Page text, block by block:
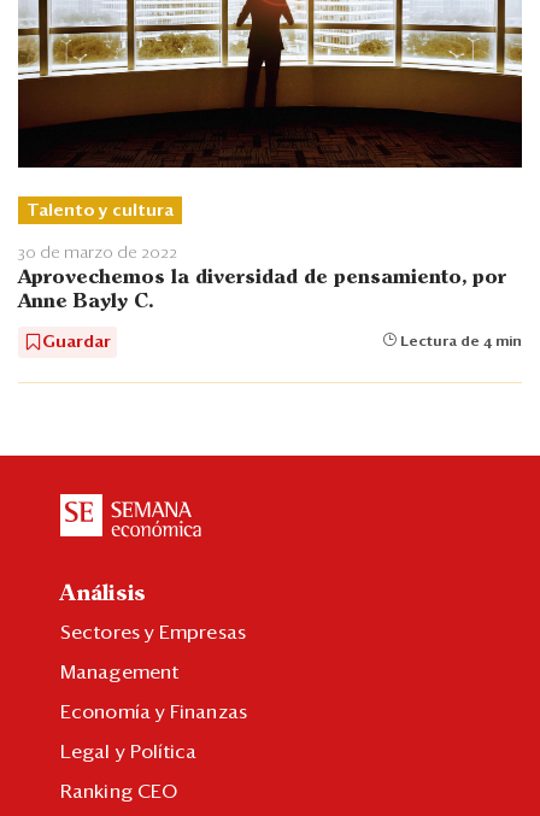
Talento y cultura
30 de marzo de 2022
Aprovechemos la diversidad de pensamiento, por
Anne Bayly C.
Guardar Lectura de 4 min
Análisis
Sectores y Empresas
Management
Economía y Finanzas
Legal y Política
Ranking CEO